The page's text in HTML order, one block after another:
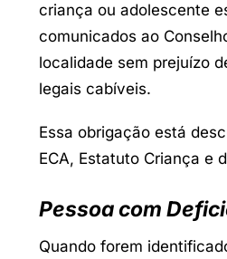
criança ou adolescente
comunicados ao
localidade sem prejuízo
legais cabíveis.
Essa obrigação está
ECA, Estatuto Criança e
Pessoa com
Quando forem